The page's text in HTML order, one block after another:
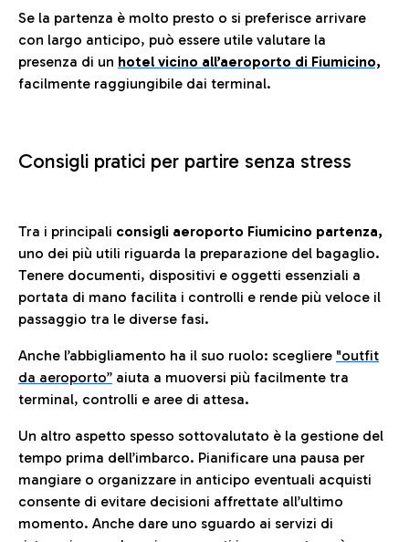
Se la partenza è molto presto o si preferisce arrivare
con largo anticipo, può essere utile valutare la
presenza di un hotel vicino all’aeroporto di Fiumicino,
facilmente raggiungibile dai terminal.
Consigli pratici per partire senza stress
Tra i principali consigli aeroporto Fiumicino partenza,
uno dei più utili riguarda la preparazione del bagaglio.
Tenere documenti, dispositivi e oggetti essenziali a
portata di mano facilita i controlli e rende più veloce il
passaggio tra le diverse fasi.
Anche l’abbigliamento ha il suo ruolo: scegliere "outfit
da aeroporto” aiuta a muoversi più facilmente tra
terminal, controlli e aree di attesa.
Un altro aspetto spesso sottovalutato è la gestione del
tempo prima dell’imbarco. Pianificare una pausa per
mangiare o organizzare in anticipo eventuali acquisti
consente di evitare decisioni affrettate all’ultimo
momento. Anche dare uno sguardo ai servizi di